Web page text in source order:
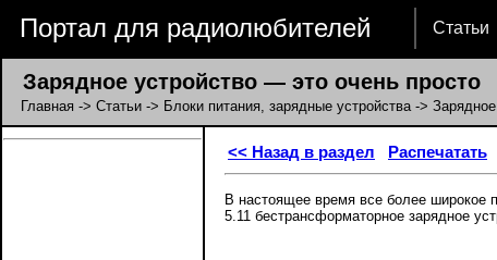
Портал для радиолюбителей Статьи
Зарядное устройство — это очень просто
Главная -> Статьи -> Блоки питания, зарядные устройства-> Зарядное
<< Назад в раздел Распечатать
В настоящее время все более широкое
5.11 бестрансформаторное зарядное